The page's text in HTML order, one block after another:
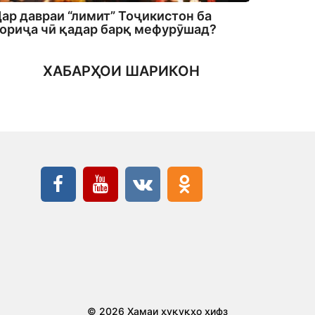
давраи “лимит” Тоҷикистон ба
чӣ қадар барқ мефурӯшад?
ХАБАРҲОИ ШАРИКОН
© 2026 Ҳамаи ҳуқуқҳо ҳифз